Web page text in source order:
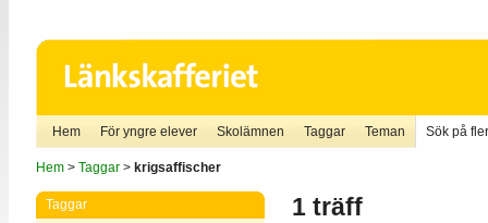
Hem För yngre elever Skolämnen Taggar Teman Sök på
Hem> Taggar> krigsaffischer
Taggar 1 träff